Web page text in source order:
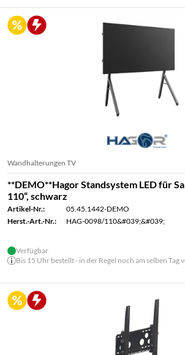
Wandhalterungen TV
**DEMO**Hagor Standsystem LED für
110“, schwarz
Artikel-Nr.:
05.45.1442-DEMO
Herst.-Art.-Nr.:
HAG-0098/110&#039;&#039;
Verfügbar
Bis 15 Uhr bestellt - in der Regel noch am selben Tag